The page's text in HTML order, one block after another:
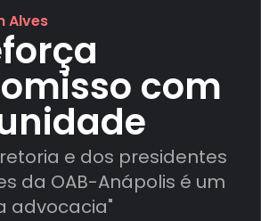
Alves
com
e dos presidentes
da OAB-Anápolis é um
advocacia"